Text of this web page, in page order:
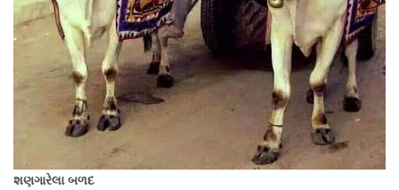
શણગારેલા બળદ